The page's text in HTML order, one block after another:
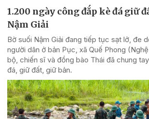
1.200 ngày công đắp kè đá giữ
Nậm Giải
Bờ suối Nậm Giải đang tiếp tục sạt lở, đe
người dân ở bản Pục, xã Quế Phong
bộ, chiến sĩ và đồng bào Thái đã chung
đá, giữ đất, giữ bản.